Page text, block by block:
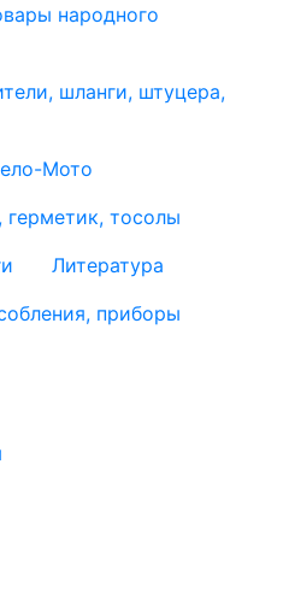
народного
шланги, штуцера,
Мото
тосолы
Литература
приборы